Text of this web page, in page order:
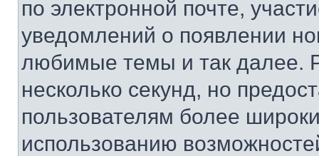
по электронной почте,
уведомлений о появлении
любимые темы и так далее.
несколько секунд, но
пользователям более
использованию